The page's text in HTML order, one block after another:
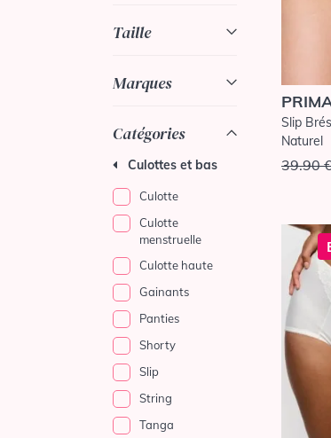
Taille
Marques
Catégories
Culottes et bas
Culotte
Culotte
menstruelle
Culotte haute
Gainants
Panties
Shorty
Slip
String
Tanga
Slip
Naturel
39.90